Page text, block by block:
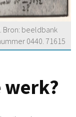
Bron: beeldbank
0440. 71615
werk?